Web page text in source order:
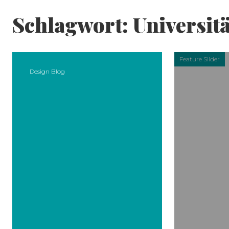
Schlagwort:
Design Blog
Feature Slider